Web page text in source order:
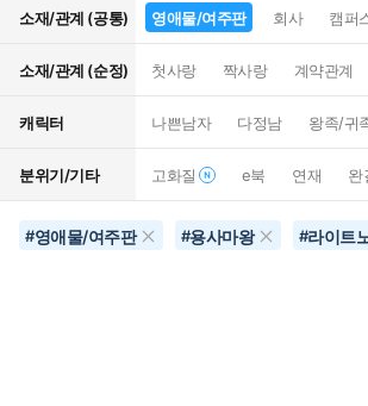
소재/관계 (공통) 영애물/여주판 회사 캠퍼
소재/관계 (순정) 첫사랑 짝사랑 계약관계
캐릭터 나쁜남자 다정남 왕족/귀
분위기/기타 고화질 e북 연재 완
#영애물/여주판 #용사마왕 #라이트